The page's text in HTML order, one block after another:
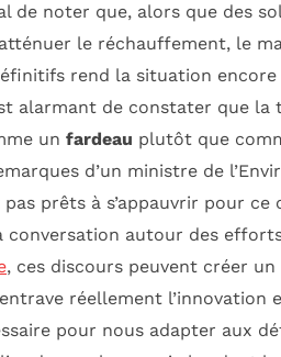
de noter que, alors que des
le réchauffement, le
rend la situation
alarmant de constater que
un fardeau plutôt que
d’un ministre de
prêts à s’appauvrir pour
conversation autour des
, ces discours peuvent créer
réellement l’innovation
pour nous adapter aux